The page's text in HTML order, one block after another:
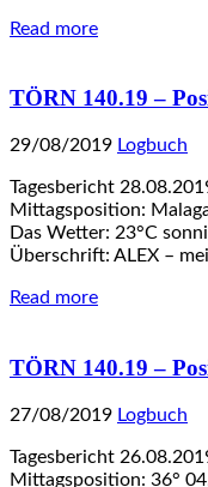
Read more
TÖRN 140.19 –
29/08/2019 Logbuch
Tagesbericht
Mittagsposition:
Das Wetter: 23°C
Überschrift: ALEX –
Read more
TÖRN 140.19 –
27/08/2019 Logbuch
Tagesbericht
Mittagsposition: 36°